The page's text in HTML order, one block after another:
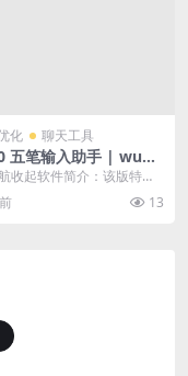
化 聊天工具
五笔输入助手 | wubi
）
收起软件简介：该版特
地址：截图预览：目录导
件简介：该版特...
13